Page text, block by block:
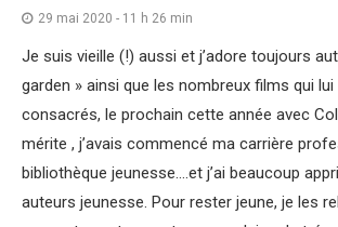
29 mai 2020 - 11 h 26 min
Je suis vieille (!) aussi et j’adore toujours
garden » ainsi que les nombreux films qui
consacrés, le prochain cette année avec
mérite , j’avais commencé ma carrière
bibliothèque jeunesse….et j’ai beaucoup
auteurs jeunesse. Pour rester jeune, je les